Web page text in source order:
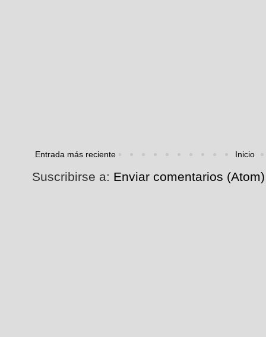
Entrada más reciente Inicio
Suscribirse a: Enviar comentarios (Atom)